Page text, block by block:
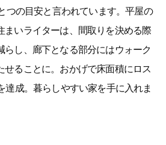
つの目安と言われています。平屋の
まいライターは、間取りを決める際
らし、廊下となる部分にはウォーク
せることに。おかげで床面積にロス
達成。暮らしやすい家を手に入れま